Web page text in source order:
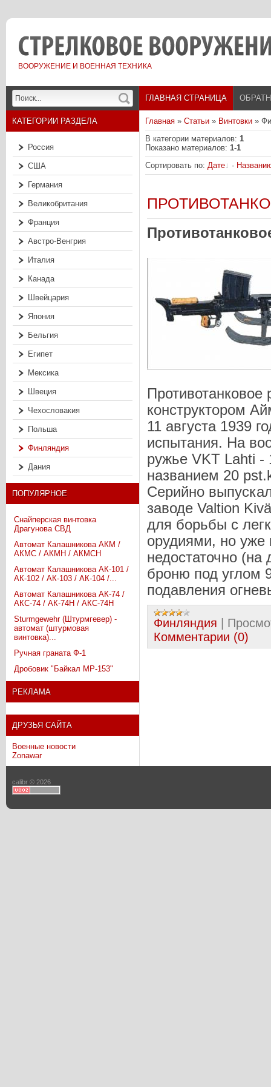
ВООРУЖЕНИЕ И ВОЕННАЯ ТЕХНИКА
ГЛАВНАЯ СТРАНИЦА
КАТЕГОРИИ РАЗДЕЛА
Россия
США
Германия
Великобритания
Франция
Австро-Венгрия
Италия
Канада
Швейцария
Япония
Бельгия
Египет
Мексика
Швеция
Чехословакия
Польша
Финляндия
Дания
ПОПУЛЯРНОЕ
Снайперская винтовка
Драгунова СВД
Автомат Калашникова АКМ /
АКМС / АКМН / АКМСН
Автомат Калашникова АК-101 /
АК-102 / АК-103 / АК-104 /...
Автомат Калашникова АК-74 /
АКС-74 / АК-74Н / АКС-74Н
Sturmgewehr (Штурмгевер) -
автомат (штурмовая
винтовка)...
Ручная граната Ф-1
Дробовик "Байкал МР-153"
РЕКЛАМА
ДРУЗЬЯ САЙТА
Военные новости
Zonawar
Главная » Статьи » Винтовки »
В категории материалов: 1
Показано материалов: 1-1
Сортировать по: Дате ·
конструктором
11 августа 1939
испытания. На
ружье VKT Lahti -
названием 20
Серийно
заводе Valtion
для борьбы с
орудиями, но уже
недостаточно
броню под углом
подавления
Финляндия |
Комментарии (0)
calibr © 2026